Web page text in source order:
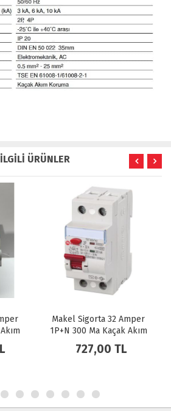
İLGİLİ ÜRÜNLER
Makel Sigorta 32 Amper
1P+N 300 Ma Kaçak Akım
Rolesi 35000007
727,00 TL